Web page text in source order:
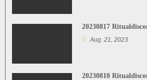
a
v
g
20230817
Aug. 21, 2023
20230810